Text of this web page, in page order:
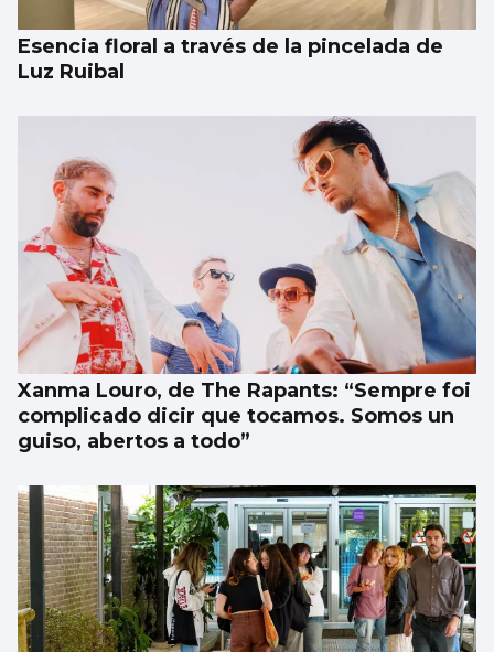
Esencia floral a través de la pincelada de
Luz Ruibal
Xanma Louro, de The Rapants: “Sempre foi
complicado dicir que tocamos. Somos un
guiso, abertos a todo”